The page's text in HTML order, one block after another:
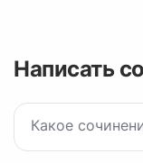
Написать